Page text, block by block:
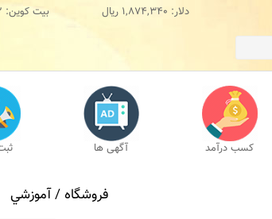
کسب درآمد آگهی ها
فروشگاه /آموزشي
دلار: 1,874,340 ریال بیت کوین: